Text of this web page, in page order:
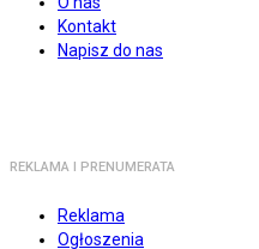
Kontakt
Napisz do nas
REKLAMA I PRENUMERATA
Reklama
Ogłoszenia